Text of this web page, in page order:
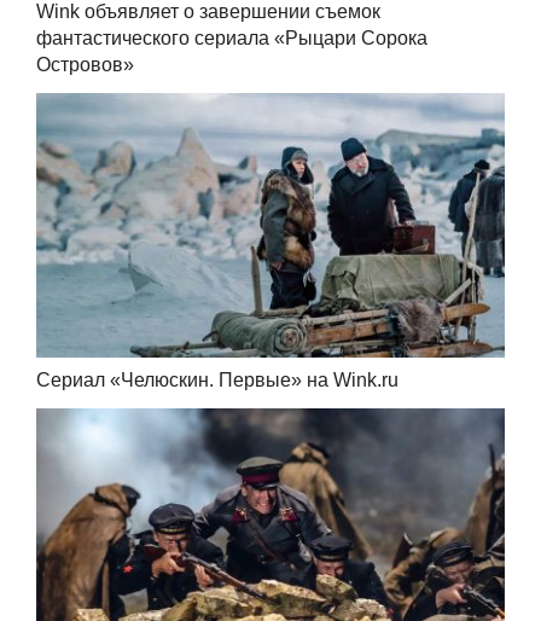
Wink объявляет о завершении съемок
фантастического сериала «Рыцари Сорока
Островов»
Cериал «Челюскин. Первые» на Wink.ru